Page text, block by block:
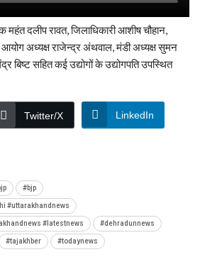
दलीप रावत, जिलाधिकारी आशीष चौहान,
आयोग अध्यक्ष राजेन्द्र अंथवाल, मंडी अध्यक्ष सुमन
बिष्ट सहित कई उद्योगों के उद्योगपति उपस्थित
Twitter/X LinkedIn
#bjp
#uttarakhandnews
#latestnews #dehradunnews
#tajakhber #todaynews